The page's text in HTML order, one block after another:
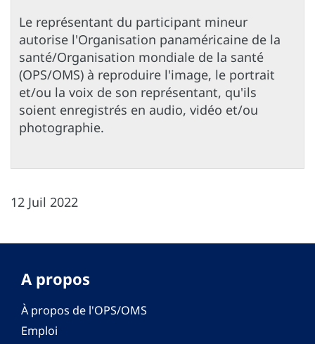
Le représentant du participant mineur
autorise l'Organisation panaméricaine de la
santé/Organisation mondiale de la santé
(OPS/OMS) à reproduire l'image, le portrait
et/ou la voix de son représentant, qu'ils
soient enregistrés en audio, vidéo et/ou
photographie.
12 Juil 2022
A propos
À propos de l'OPS/OMS
Emploi